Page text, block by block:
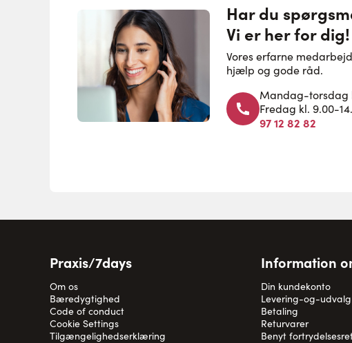
Har du
Vi er her for dig!
Vores erfarne
hjælp og gode råd.
Mandag-torsdag
Fredag kl. 9.00-
97 12 82 82
Praxis/7days
Om os
Bæredygtighed
Code of conduct
Cookie Settings
Tilgængelighedserklæring
Information
Din kundekonto
Levering-og-udvalg
Betaling
Returvarer
Benyt